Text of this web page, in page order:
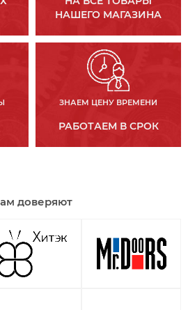
НАШЕГО МАГАЗИНА
ЗНАЕМ ЦЕНУ ВРЕМЕНИ
РАБОТАЕМ В СРОК
доверяют